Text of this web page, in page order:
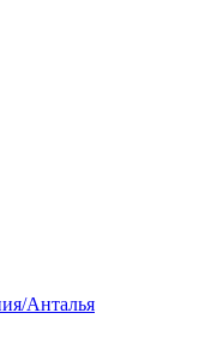
Анталья